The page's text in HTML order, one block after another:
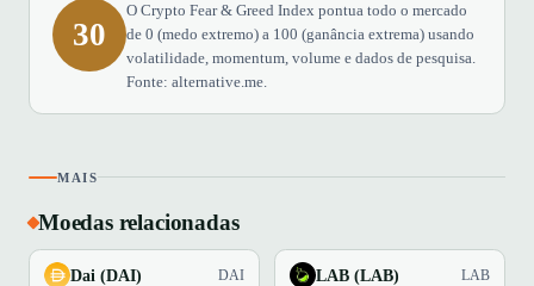
30
O Crypto Fear & Greed Index pontua todo o mercado
de 0 (medo extremo) a 100 (ganância extrema) usando
volatilidade, momentum, volume e dados de pesquisa.
Fonte: alternative.me.
MAIS
Moedas relacionadas
Dai (DAI) DAI LAB (LAB) LAB